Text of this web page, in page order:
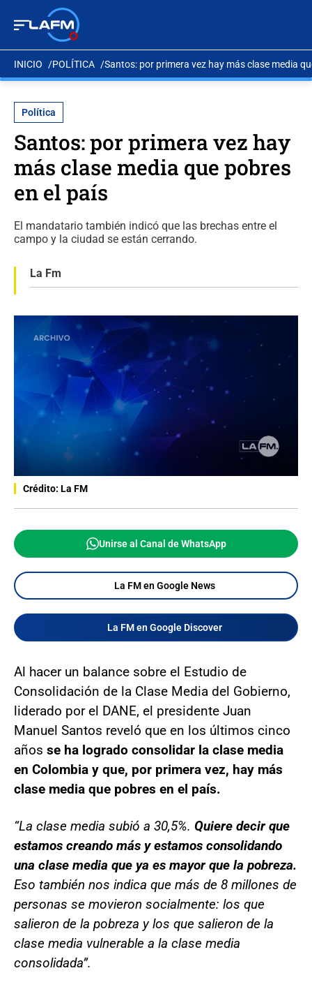
INICIO POLÍTICA Santos: por primera vez hay más clase media
Política
Santos: por primera vez hay
más clase media que pobres
en el país
El mandatario también indicó que las brechas entre el
campo y la ciudad se están cerrando.
La Fm
Crédito: La FM
Unirse al Canal de WhatsApp
La FM en Google News
La FM en Google Discover
Al hacer un balance sobre el Estudio de
Consolidación de la Clase Media del Gobierno,
liderado por el DANE, el presidente Juan
Manuel Santos reveló que en los últimos cinco
años se ha logrado consolidar la clase media
en Colombia y que, por primera vez, hay más
clase media que pobres en el país.
“La clase media subió a 30,5%. Quiere decir que
estamos creando más y estamos consolidando
una clase media que ya es mayor que la pobreza.
Eso también nos indica que más de 8 millones de
personas se movieron socialmente: los que
salieron de la pobreza y los que salieron de la
clase media vulnerable a la clase media
consolidada”.